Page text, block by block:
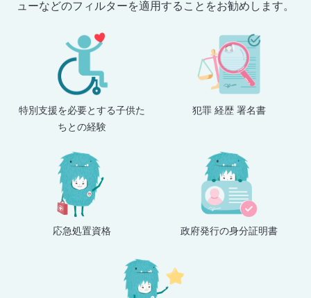
ューなどのフィルターを適用することをお勧めします。
特別支援を必要とする子供た
ちとの経験
犯罪 経歴 署名書
応急処置資格 政府発行の身分証明書